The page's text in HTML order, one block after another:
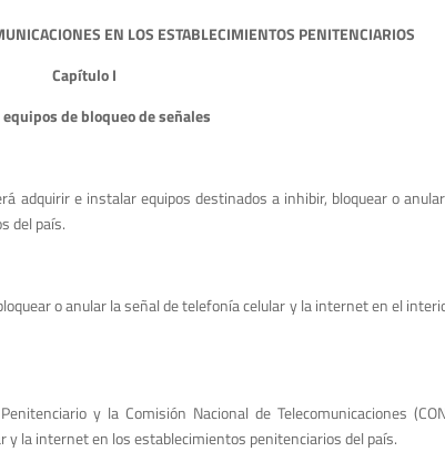
EN LOS ESTABLECIMIENTOS PENITENCIARIOS
Capítulo I
equipos de bloqueo de señales
adquirir e instalar equipos destinados a inhibir, bloquear o
del país.
o anular la señal de telefonía celular y la internet en el
y la Comisión Nacional de Telecomunicaciones
la internet en los establecimientos penitenciarios del país.